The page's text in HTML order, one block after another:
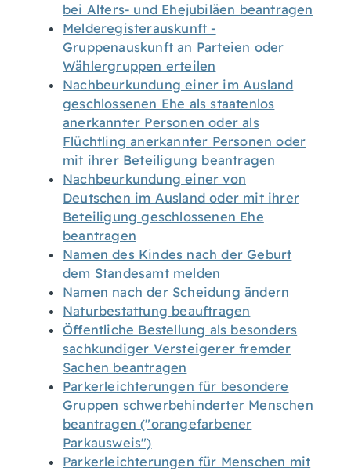
bei Alters- und Ehejubiläen beantragen
Melderegisterauskunft -
Gruppenauskunft an Parteien oder
Wählergruppen erteilen
Nachbeurkundung einer im Ausland
geschlossenen Ehe als staatenlos
anerkannter Personen oder als
Flüchtling anerkannter Personen oder
mit ihrer Beteiligung beantragen
Nachbeurkundung einer von
Deutschen im Ausland oder mit ihrer
Beteiligung geschlossenen Ehe
beantragen
Namen des Kindes nach der Geburt
dem Standesamt melden
Namen nach der Scheidung ändern
Naturbestattung beauftragen
Öffentliche Bestellung als besonders
sachkundiger Versteigerer fremder
Sachen beantragen
Parkerleichterungen für besondere
Gruppen schwerbehinderter Menschen
beantragen ("orangefarbener
Parkausweis")
Parkerleichterungen für Menschen mit